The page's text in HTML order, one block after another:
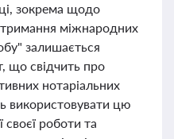
зокрема щодо
міжнародних
залишається
що свідчить про
нотаріальних
використовувати цю
своєї роботи та